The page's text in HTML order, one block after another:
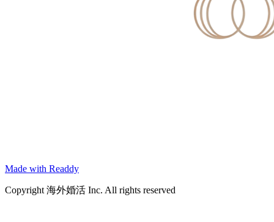
Made with Readdy
Copyright 海外婚活 Inc. All rights reserved